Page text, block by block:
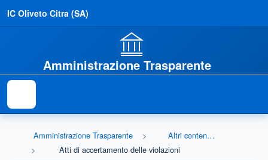
IC Oliveto Citra (SA)
Amministrazione Trasparente
Amministrazione Trasparente
Altri contenuti - Prevenzione della Corruzione
Atti di accertamento delle violazioni